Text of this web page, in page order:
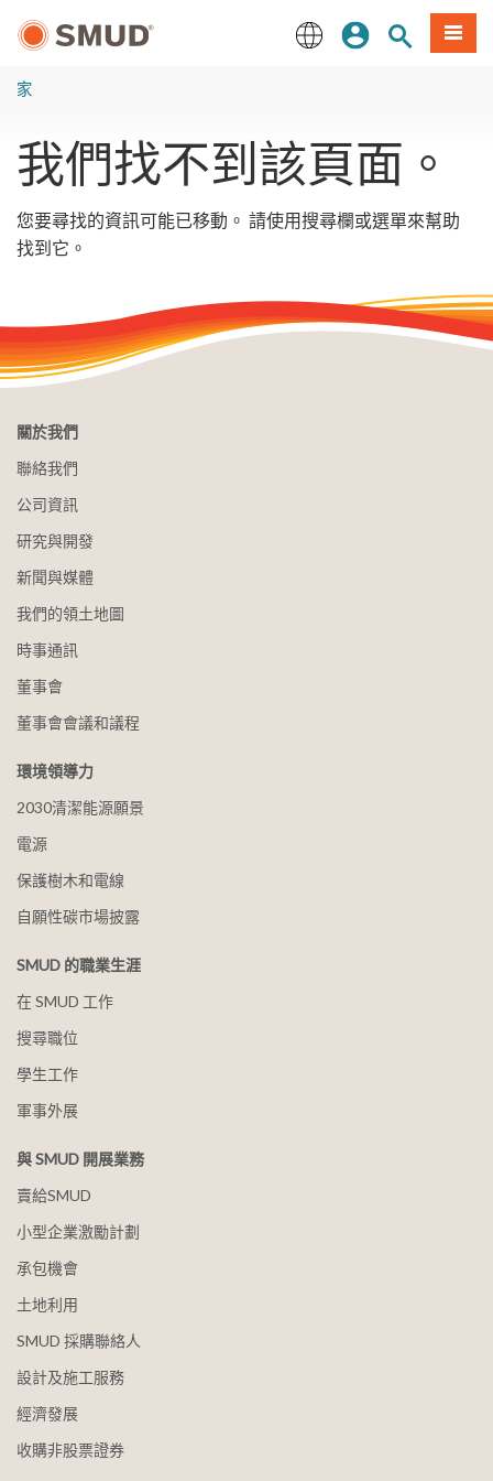
登入站內搜尋
選單
家
我們找不到該頁面。
您要尋找的資訊可能已移動。 請使用搜尋欄或選單來幫助
找到它。
關於我們
聯絡我們
公司資訊
研究與開發
新聞與媒體
我們的領土地圖
時事通訊
董事會
董事會會議和議程
環境領導力
2030清潔能源願景
電源
保護樹木和電線
自願性碳市場披露
SMUD 的職業生涯
在 SMUD 工作
搜尋職位
學生工作
軍事外展
與 SMUD 開展業務
賣給SMUD
小型企業激勵計劃
承包機會
土地利用
SMUD 採購聯絡人
設計及施工服務
經濟發展
收購非股票證券